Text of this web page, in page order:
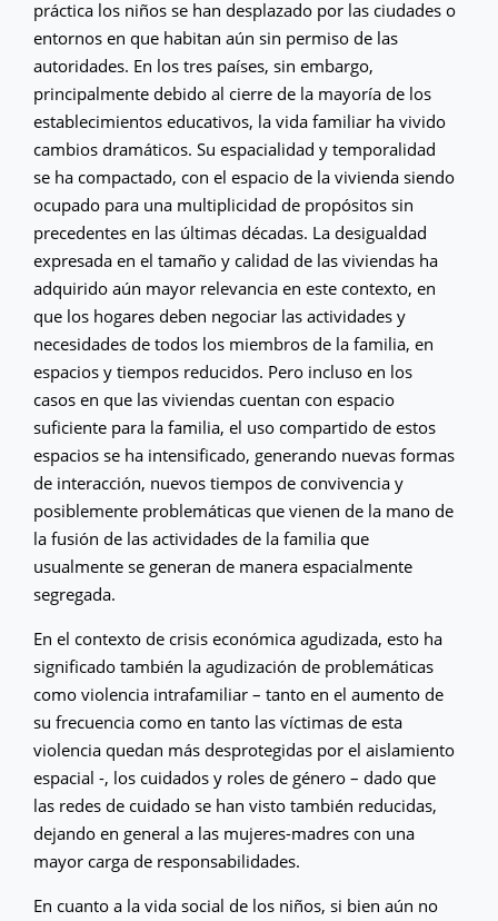
práctica los niños se han desplazado por las ciudades o
entornos en que habitan aún sin permiso de las
autoridades. En los tres países, sin embargo,
principalmente debido al cierre de la mayoría de los
establecimientos educativos, la vida familiar ha vivido
cambios dramáticos. Su espacialidad y temporalidad
se ha compactado, con el espacio de la vivienda siendo
ocupado para una multiplicidad de propósitos sin
precedentes en las últimas décadas. La desigualdad
expresada en el tamaño y calidad de las viviendas ha
adquirido aún mayor relevancia en este contexto, en
que los hogares deben negociar las actividades y
necesidades de todos los miembros de la familia, en
espacios y tiempos reducidos. Pero incluso en los
casos en que las viviendas cuentan con espacio
suficiente para la familia, el uso compartido de estos
espacios se ha intensificado, generando nuevas formas
de interacción, nuevos tiempos de convivencia y
posiblemente problemáticas que vienen de la mano de
la fusión de las actividades de la familia que
usualmente se generan de manera espacialmente
segregada.
En el contexto de crisis económica agudizada, esto ha
significado también la agudización de problemáticas
como violencia intrafamiliar – tanto en el aumento de
su frecuencia como en tanto las víctimas de esta
violencia quedan más desprotegidas por el aislamiento
espacial -, los cuidados y roles de género – dado que
las redes de cuidado se han visto también reducidas,
dejando en general a las mujeres-madres con una
mayor carga de responsabilidades.
En cuanto a la vida social de los niños, si bien aún no